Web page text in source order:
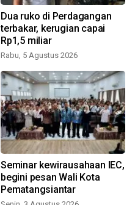
Dua ruko di Perdagangan
terbakar, kerugian capai
Rp1,5 miliar
Rabu, 5 Agustus 2026
Seminar kewirausahaan IEC,
begini pesan Wali Kota
Pematangsiantar